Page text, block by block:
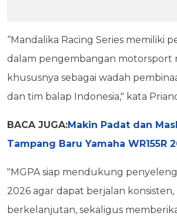
“Mandalika Racing Series memiliki
dalam pengembangan motorsport
khususnya sebagai wadah
dan tim balap Indonesia," kata
BACA JUGA:Makin Padat dan
Tampang Baru Yamaha WR155R
"MGPA siap mendukung
2026 agar dapat berjalan konsisten,
berkelanjutan, sekaligus